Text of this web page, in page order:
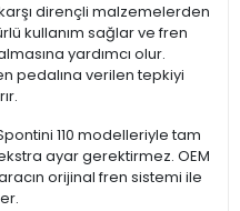
dirençli malzemelerden
kullanım sağlar ve fren
yardımcı olur.
pedalına verilen tepkiyi
110 modelleriyle tam
ayar gerektirmez. OEM
orijinal fren sistemi ile